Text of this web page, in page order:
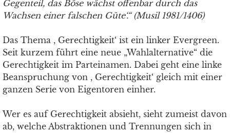
Gegenteil, das Böse wächst offenbar durch das
Wachsen einer falschen Güte‘.“ (Musil 1981/1406)
Das Thema , Gerechtigkeit‘ ist ein linker Evergreen.
Seit kurzem führt eine neue „Wahlalternative“ die
Gerechtigkeit im Parteinamen. Dabei geht eine linke
Beanspruchung von , Gerechtigkeit‘ gleich mit einer
ganzen Serie von Eigentoren einher.
Wer es auf Gerechtigkeit absieht, sieht zumeist davon
ab, welche Abstraktionen und Trennungen sich in